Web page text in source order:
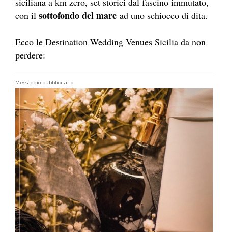
con il sottofondo del mare ad uno schiocco di dita.
Ecco le Destination Wedding Venues Sicilia da non
perdere:
Messaggio pubblicitario